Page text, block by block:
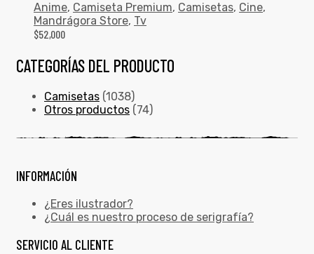
Anime, Camiseta Premium, Camisetas, Cine,
Mandrágora Store, Tv
$52,000
CATEGORÍAS DEL PRODUCTO
Camisetas (1038)
Otros productos (74)
INFORMACIÓN
¿Eres ilustrador?
¿Cuál es nuestro proceso de serigrafía?
SERVICIO AL CLIENTE